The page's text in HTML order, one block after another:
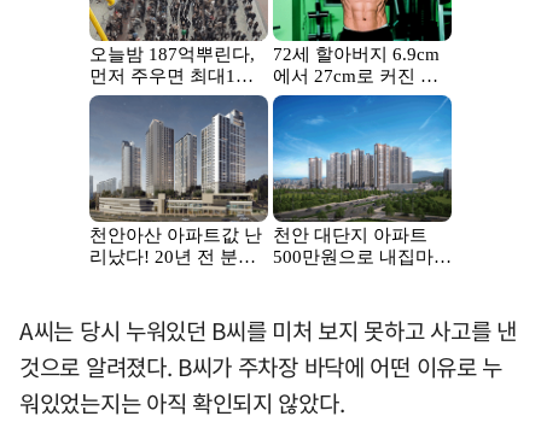
A씨는 당시 누워있던 B씨를 미처 보지 못하고 사고를 낸
것으로 알려졌다. B씨가 주차장 바닥에 어떤 이유로 누
워있었는지는 아직 확인되지 않았다.